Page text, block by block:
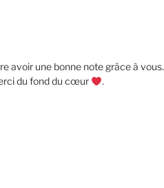
avoir une bonne note grâce à vous.
du fond du cœur
.